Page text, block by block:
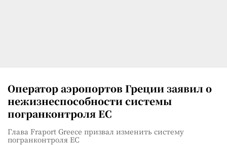
Оператор аэропортов Греции заявил о
нежизнеспособности системы
погранконтроля ЕС
Глава Fraport Greece призвал изменить систему
погранконтроля ЕС